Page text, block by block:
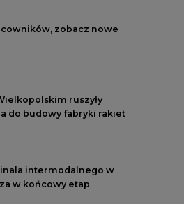
zobacz nowe
ruszyły
do budowy fabryki rakiet
intermodalnego w
w końcowy etap